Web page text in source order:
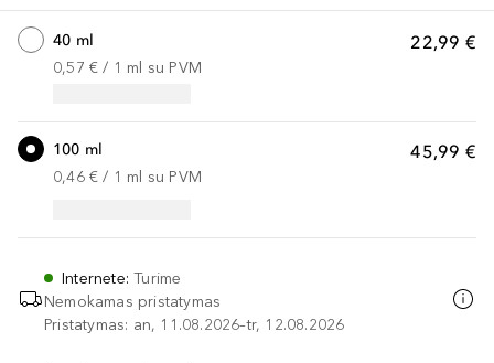
22,99 €
40 ml
0,57 € / 1 ml su PVM
45,99 €
100 ml
0,46 € / 1 ml su PVM
Internete:Turime
Nemokamas pristatymas
Pristatymas: an, 11.08.2026–tr, 12.08.2026